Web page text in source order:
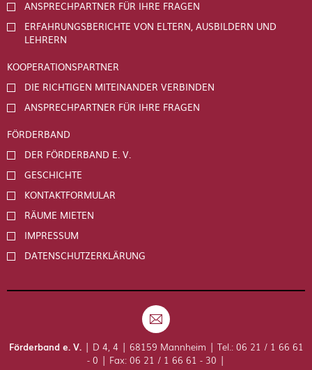
ANSPRECHPARTNER FÜR IHRE FRAGEN
ERFAHRUNGSBERICHTE VON ELTERN, AUSBILDERN UND
LEHRERN
KOOPERATIONSPARTNER
DIE RICHTIGEN MITEINANDER VERBINDEN
ANSPRECHPARTNER FÜR IHRE FRAGEN
FÖRDERBAND
DER FÖRDERBAND E. V.
GESCHICHTE
KONTAKTFORMULAR
RÄUME MIETEN
IMPRESSUM
DATENSCHUTZERKLÄRUNG
Förderband e. V.| D 4, 4 | 68159 Mannheim | Tel.: 06 21 / 1 66 61
- 0 | Fax: 06 21 / 1 66 61 - 30 |